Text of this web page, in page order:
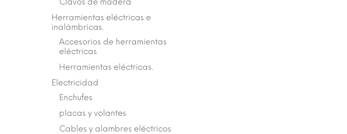
Herramientas eléctricas e
inalámbricas.
Accesorios de herramientas
eléctricas
Herramientas eléctricas.
Electricidad
Enchufes
placas y volantes
Cables y alambres eléctricos